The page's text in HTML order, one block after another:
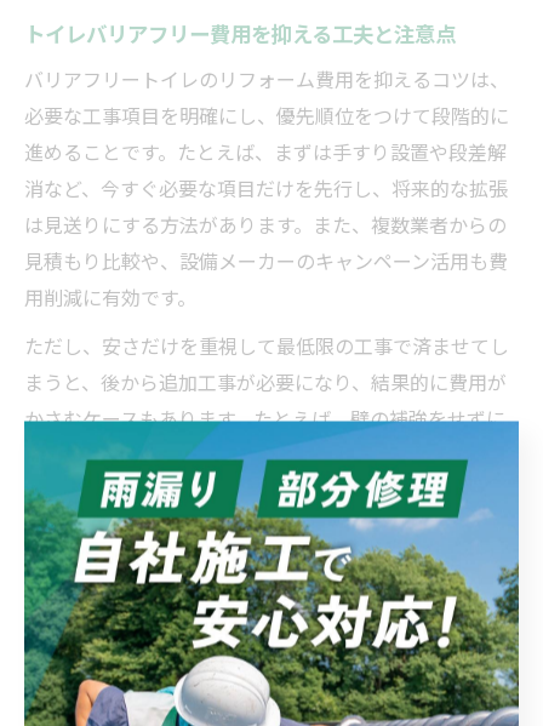
トイレバリアフリー費用を抑える工夫と注意点
バリアフリートイレのリフォーム費用を抑えるコツは、
必要な工事項目を明確にし、優先順位をつけて段階的に
進めることです。たとえば、まずは手すり設置や段差解
消など、今すぐ必要な項目だけを先行し、将来的な拡張
は見送りにする方法があります。また、複数業者からの
見積もり比較や、設備メーカーのキャンペーン活用も費
用削減に有効です。
ただし、安さだけを重視して最低限の工事で済ませてし
まうと、後から追加工事が必要になり、結果的に費用が
かさむケースもあります。たとえば、壁の補強をせずに
手すりを取り付けた場合、使用中に壁が破損するリスク
があります。
費用を抑えつつも「安全性・使い勝手・将来の拡張性」
を考慮した計画が大切です。専門家に相談し、施工事例
やユーザーの声を参考に慎重に判断しましょう。
補助金活用でリフォーム費用を賢く節約する方法